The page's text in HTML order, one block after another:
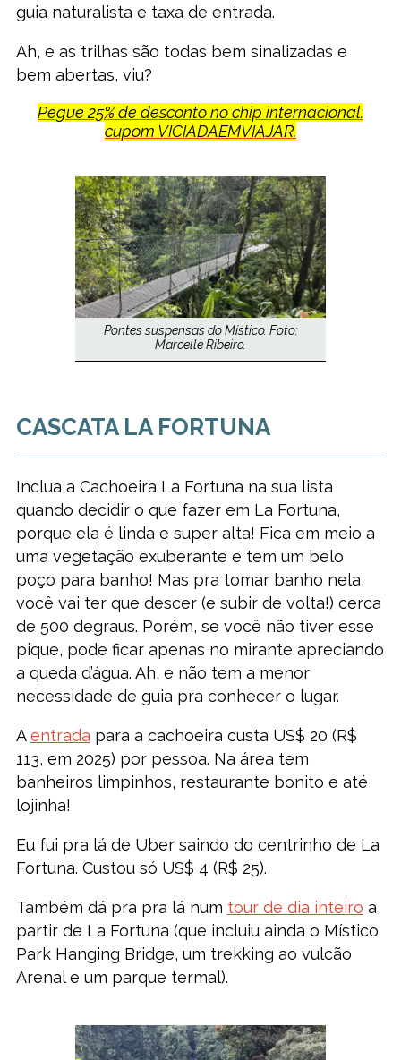
guia naturalista e taxa de entrada.
Ah, e as trilhas são todas bem sinalizadas e
bem abertas, viu?
Pegue 25% de desconto no chip internacional:
cupom VICIADAEMVIAJAR.
Pontes suspensas do Místico. Foto:
Marcelle Ribeiro.
CASCATA LA FORTUNA
Inclua a Cachoeira La Fortuna na sua lista
quando decidir o que fazer em La Fortuna,
porque ela é linda e super alta! Fica em meio a
uma vegetação exuberante e tem um belo
poço para banho! Mas pra tomar banho nela,
você vai ter que descer (e subir de volta!) cerca
de 500 degraus. Porém, se você não tiver esse
pique, pode ficar apenas no mirante apreciando
a queda d’água. Ah, e não tem a menor
necessidade de guia pra conhecer o lugar.
Aentrada para a cachoeira custa US$ 20 (R$
113, em 2025) por pessoa. Na área tem
banheiros limpinhos, restaurante bonito e até
lojinha!
Eu fui pra lá de Uber saindo do centrinho de La
Fortuna. Custou só US$ 4 (R$ 25).
Também dá pra pra lá num tour de dia inteiro a
partir de La Fortuna (que incluiu ainda o Místico
Park Hanging Bridge, um trekking ao vulcão
Arenal e um parque termal).